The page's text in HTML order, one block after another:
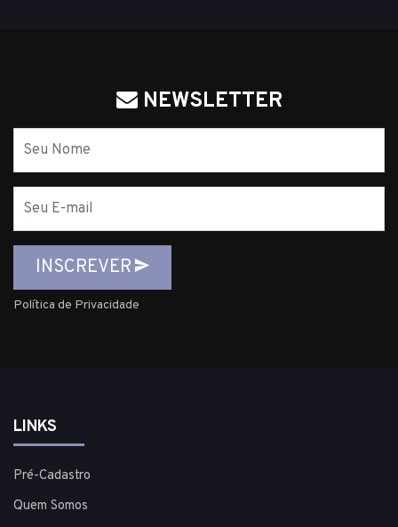
NEWSLETTER
mail
INSCREVER
Política de Privacidade
LINKS
Pré-Cadastro
Quem Somos